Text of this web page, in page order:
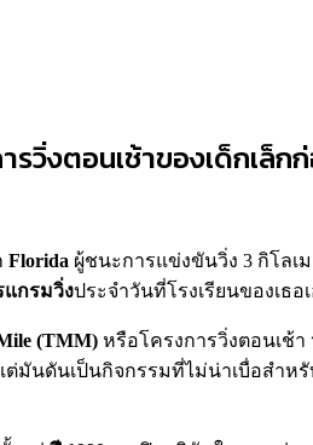
รวิ่งตอนเช้าของเด็กเล็ก
Florida ผู้ชนะการแข่งขันวิ่ง 3 กิโลเ
แกรมวิ่งประจำวันที่โรงเรียนของเธอ
(TMM) หรือโครงการวิ่งตอนเช้า
มันดันเป็นกิจกรรมที่ไม่น่าเบื่อสำห